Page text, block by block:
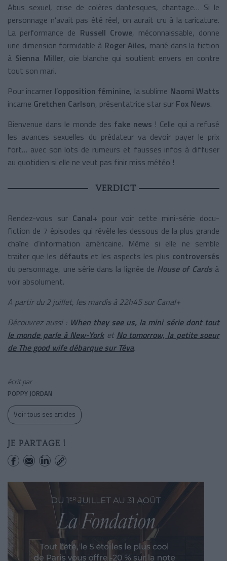
Abus sexuel, crise de colères dantesques, chantage… Si le
personnage n’avait pas été réel, on aurait cru à la caricature.
La performance de Russell Crowe, méconnaissable, donne
une dimension formidable à Roger Ailes, marié dans la fiction
à Sienna Miller, oie blanche qui soutient envers en contre
tout son mari.
Pour incarner l’opposition féminine, la sublime Naomi Watts
incarne Gretchen Carlson, présentatrice star sur Fox News.
Bienvenue dans le monde des fake news ! Celle qui a refusé
les avances sexuelles du prédateur va devoir payer le prix
fort… avec son lots de rumeurs et fausses infos à diffuser
au quotidien si elle ne veut pas finir miss météo !
VERDICT
Rendez-vous sur Canal+ pour voir cette mini-série docu-
fiction de 7 épisodes qui révèle les dessous de la plus grande
chaîne d’information américaine. Même si elle ne semble
traiter que les défauts et les aspects les plus controversés
du personnage, une série dans la lignée de House of Cardsà
voir absolument.
A partir du 2 juillet, les mardis à 22h45 sur Canal+
Découvrez aussi : When they see us, la mini série dont tout
le monde parle à New-Yorket No tomorrow, la petite soeur
de The good wife débarque sur Téva.
écrit par
POPPY JORDAN
Voir tous ses articles
JE PARTAGE !